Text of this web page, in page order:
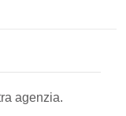
agenzia.